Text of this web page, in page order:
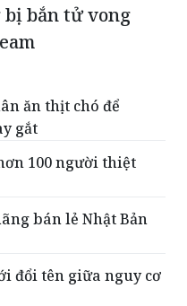
bị bắn tử vong
ăn thịt chó để
gắt
100 người thiệt
bán lẻ Nhật Bản
đổi tên giữa nguy cơ